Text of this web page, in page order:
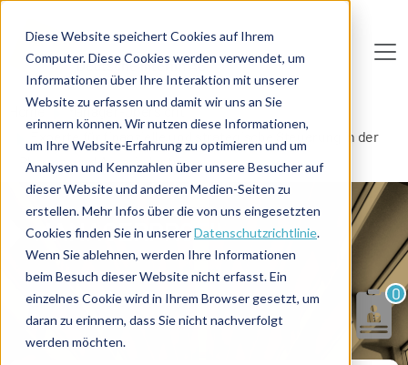
Diese Website speichert Cookies auf Ihrem
Computer. Diese Cookies werden verwendet, um
Informationen über Ihre Interaktion mit unserer
Website zu erfassen und damit wir uns an Sie
erinnern können. Wir nutzen diese Informationen,
um Ihre Website-Erfahrung zu optimieren und um
Analysen und Kennzahlen über unsere Besucher auf
dieser Website und anderen Medien-Seiten zu
erstellen. Mehr Infos über die von uns eingesetzten
Cookies finden Sie in unsererDatenschutzrichtlinie.
Wenn Sie ablehnen, werden Ihre Informationen
beim Besuch dieser Website nicht erfasst. Ein
einzelnes Cookie wird in Ihrem Browser gesetzt, um
daran zu erinnern, dass Sie nicht nachverfolgt
werden möchten.
Deutsc he InterimAG
Home
Manager-Übersicht
Experte für finanzielle und strategische Steuerung in der
Pharma- und Agrarindustrie
MANAGERPROFIL
0